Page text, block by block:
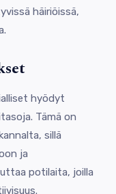
häiriöissä,
hyödyt
Tämä on
sillä
ja
potilaita, joilla